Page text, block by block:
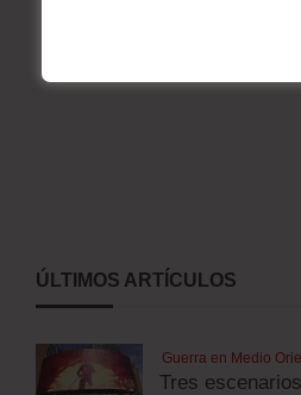
ÚLTIMOS ARTÍCULOS
Guerra en Medio
Tres